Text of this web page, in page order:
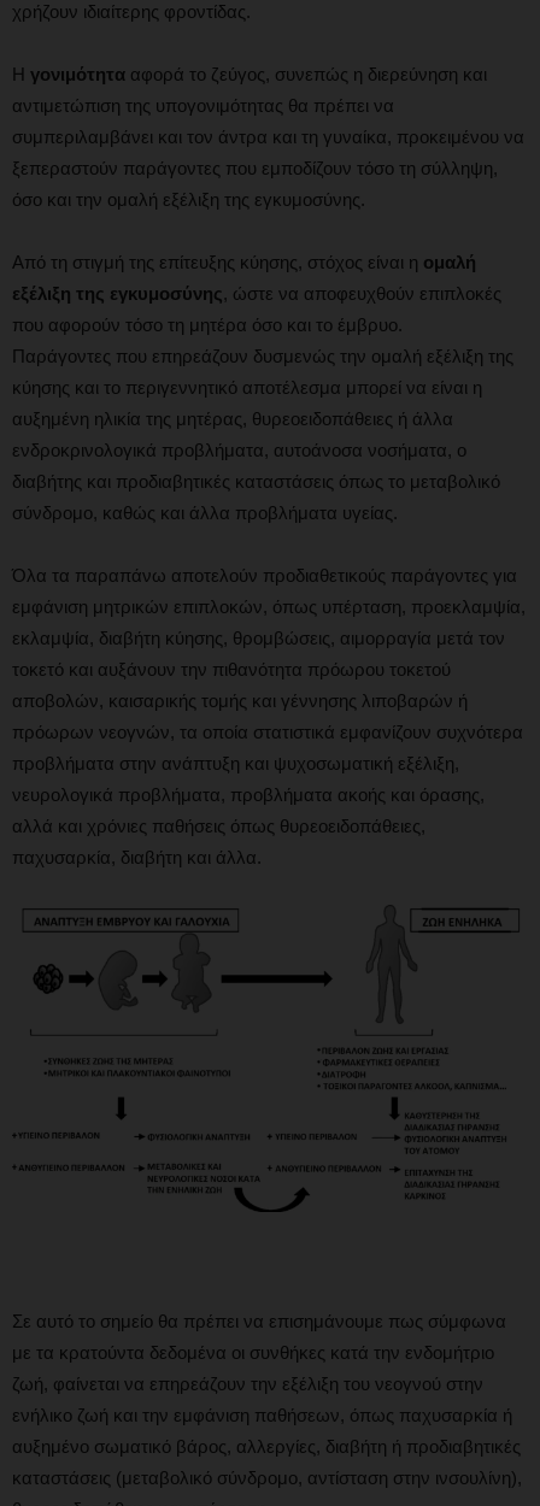
χρήζουν ιδιαίτερης φροντίδας.
Η γονιμότητα αφορά το ζεύγος, συνεπώς η διερεύνηση και
αντιμετώπιση της υπογονιμότητας θα πρέπει να
συμπεριλαμβάνει και τον άντρα και τη γυναίκα, προκειμένου να
ξεπεραστούν παράγοντες που εμποδίζουν τόσο τη σύλληψη,
όσο και την ομαλή εξέλιξη της εγκυμοσύνης.
Από τη στιγμή της επίτευξης κύησης, στόχος είναι η ομαλή
εξέλιξη της εγκυμοσύνης , ώστε να αποφευχθούν επιπλοκές
που αφορούν τόσο τη μητέρα όσο και το έμβρυο.
Παράγοντες που επηρεάζουν δυσμενώς την ομαλή εξέλιξη της
κύησης και το περιγεννητικό αποτέλεσμα μπορεί να είναι η
αυξημένη ηλικία της μητέρας, θυρεοειδοπάθειες ή άλλα
ενδροκρινολογικά προβλήματα, αυτοάνοσα νοσήματα, ο
διαβήτης και προδιαβητικές καταστάσεις όπως το μεταβολικό
σύνδρομο, καθώς και άλλα προβλήματα υγείας.
Όλα τα παραπάνω αποτελούν προδιαθετικούς παράγοντες για
εμφάνιση μητρικών επιπλοκών, όπως υπέρταση, προεκλαμψία,
εκλαμψία, διαβήτη κύησης, θρομβώσεις, αιμορραγία μετά τον
τοκετό και αυξάνουν την πιθανότητα πρόωρου τοκετού
αποβολών, καισαρικής τομής και γέννησης λιποβαρών ή
πρόωρων νεογνών, τα οποία στατιστικά εμφανίζουν συχνότερα
προβλήματα στην ανάπτυξη και ψυχοσωματική εξέλιξη,
νευρολογικά προβλήματα, προβλήματα ακοής και όρασης,
αλλά και χρόνιες παθήσεις όπως θυρεοειδοπάθειες,
παχυσαρκία, διαβήτη και άλλα.
Σε αυτό το σημείο θα πρέπει να επισημάνουμε πως σύμφωνα
με τα κρατούντα δεδομένα οι συνθήκες κατά την ενδομήτριο
ζωή, φαίνεται να επηρεάζουν την εξέλιξη του νεογνού στην
ενήλικο ζωή και την εμφάνιση παθήσεων, όπως παχυσαρκία ή
αυξημένο σωματικό βάρος, αλλεργίες, διαβήτη ή προδιαβητικές
καταστάσεις (μεταβολικό σύνδρομο, αντίσταση στην ινσουλίνη),